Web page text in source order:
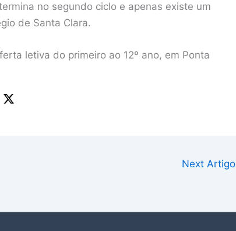
no segundo ciclo e apenas existe um
de Santa Clara.
letiva do primeiro ao 12º ano, em Ponta
Next Artigo